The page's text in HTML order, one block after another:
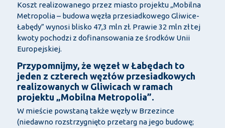
Koszt realizowanego przez miasto projektu „Mobilna
Metropolia – budowa węzła przesiadkowego Gliwice-
Łabędy” wynosi blisko 47,3 mln zł. Prawie 32 mln zł tej
kwoty pochodzi z dofinansowania ze środków Unii
Europejskiej.
Przypomnijmy, że węzeł w Łabędach to
jeden z czterech węzłów przesiadkowych
realizowanych w Gliwicach w ramach
projektu „Mobilna Metropolia”.
W mieście powstaną także węzły w Brzezince
(niedawno rozstrzygnięto przetarg na jego budowę;